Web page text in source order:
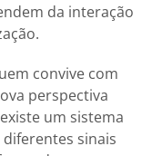
da interação
convive com
perspectiva
um sistema
sinais